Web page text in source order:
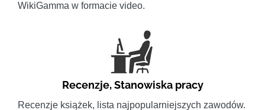
WikiGamma w formacie video.
Recenzje,Stanowiska pracy
Recenzje książek, lista najpopularniejszych zawodów.